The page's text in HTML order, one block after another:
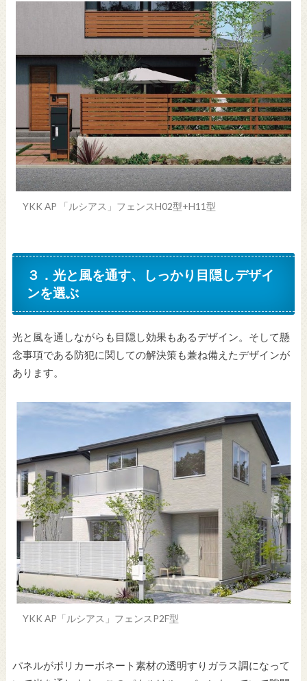
YKK AP 「ルシアス」フェンスH02型+H11型
３．光と風を通す、しっかり目隠しデザイ
ンを選ぶ
光と風を通しながらも目隠し効果もあるデザイン。そして懸
念事項である防犯に関しての解決策も兼ね備えたデザインが
あります。
YKK AP「ルシアス」フェンスP2F型
パネルがポリカーボネート素材の透明すりガラス調になって